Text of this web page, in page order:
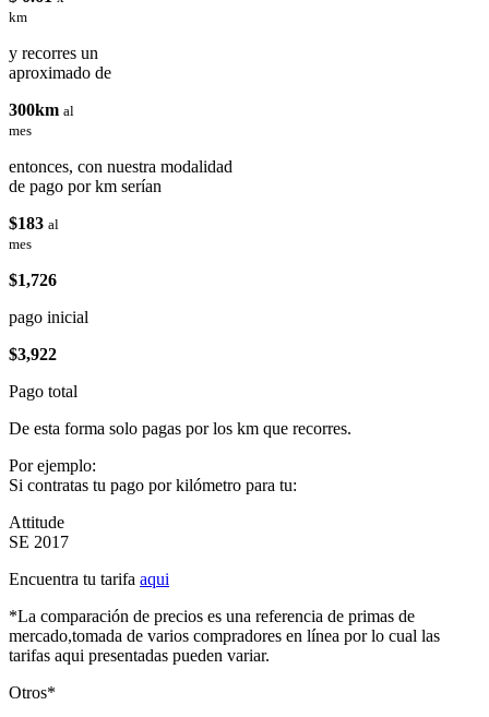
km
y recorres un
aproximado de
300km al
mes
entonces, con nuestra modalidad
de pago por km serían
$183 al
mes
$1,726
pago inicial
$3,922
Pago total
De esta forma solo pagas por los km que recorres.
Por ejemplo:
Si contratas tu pago por kilómetro para tu:
Attitude
SE 2017
Encuentra tu tarifa aqui
*La comparación de precios es una referencia de primas de
mercado,tomada de varios compradores en línea por lo cual las
tarifas aqui presentadas pueden variar.
Otros*